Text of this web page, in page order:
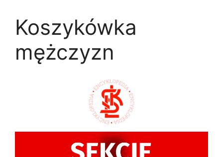
treściKoszykówka
mężczyzn